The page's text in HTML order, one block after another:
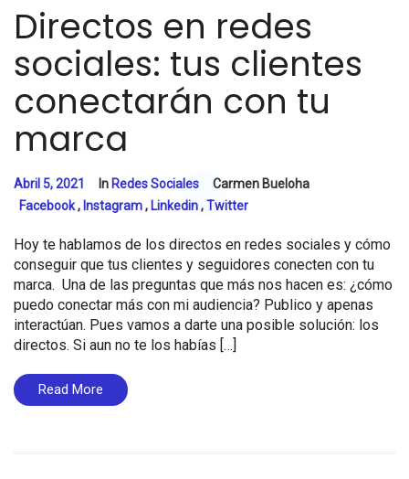
Directos en redes
sociales: tus clientes
conectarán con tu
marca
Abril 5, 2021 In Redes Sociales
Carmen Bueloha
Facebook, Instagram, Linkedin,Twitter
Hoy te hablamos de los directos en redes sociales y cómo
conseguir que tus clientes y seguidores conecten con tu
marca. Una de las preguntas que más nos hacen es: ¿cómo
puedo conectar más con mi audiencia? Publico y apenas
interactúan. Pues vamos a darte una posible solución: los
directos. Si aun no te los habías […]
Read More